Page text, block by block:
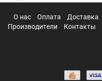
О нас Оплата Доставка
Производители
Контакты